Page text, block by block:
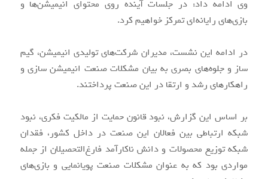
وی ادامه داد: در جلسات آینده روی محتوای انیمیشن‌ها و
بازی‌های رایانه‌ای تمرکز خواهیم کرد.
در ادامه این نشست، مدیران شرکت‌های تولیدی انیمیشن، گیم
ساز و جلوه‌های بصری به بیان مشکلات صنعت انیمیشن سازی و
راهکارهای رشد و ارتقا در این صنعت پرداختند.
بر اساس این گزارش، نبود قانون حمایت از مالکیت فکری، نبود
شبکه ارتباطی بین فعالان این صنعت در داخل کشور، فقدان
شبکه توزیع محصولات و دانش ناکارآمد فارغ‌التحصیلان از جمله
مواردی بود که به عنوان مشکلات صنعت پویانمایی و بازی‌های